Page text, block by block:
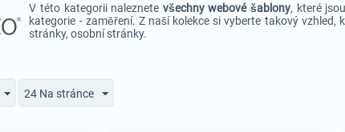
V této kategorii naleznete všechny webové šablony, které
kategorie - zaměření. Z naší kolekce si vyberte takový vzhled,
stránky, osobní stránky.
24 Na stránce